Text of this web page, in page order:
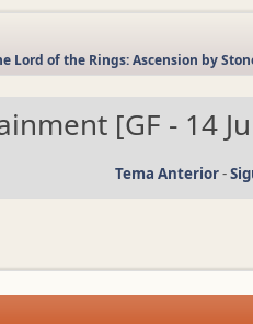
Lord of the Rings: Ascension by
[GF - 14
Tema Anterior-